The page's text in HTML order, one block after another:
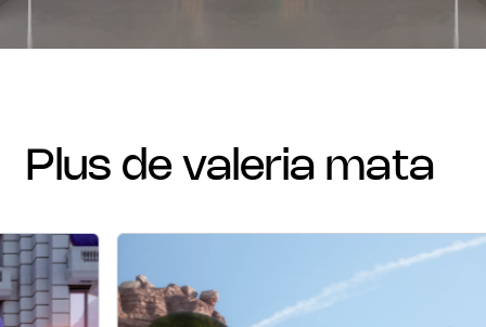
plus de valeria mata